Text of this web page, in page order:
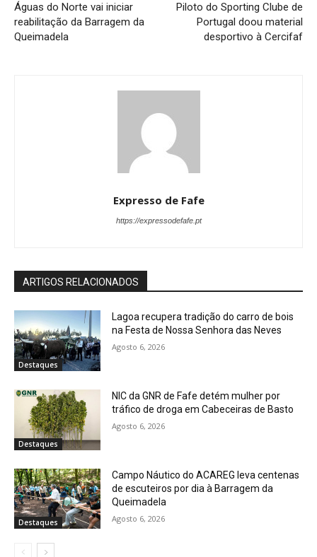
Águas do Norte vai iniciar
reabilitação da Barragem da
Queimadela
Piloto do Sporting Clube de
Portugal doou material
desportivo à Cercifaf
Expresso de Fafe
https://expressodefafe.pt
ARTIGOS RELACIONADOS
Destaques
Lagoa recupera tradição do carro de bois
na Festa de Nossa Senhora das Neves
Agosto 6, 2026
Destaques
NIC da GNR de Fafe detém mulher por
tráfico de droga em Cabeceiras de Basto
Agosto 6, 2026
Destaques
Campo Náutico do ACAREG leva centenas
de escuteiros por dia à Barragem da
Queimadela
Agosto 6, 2026